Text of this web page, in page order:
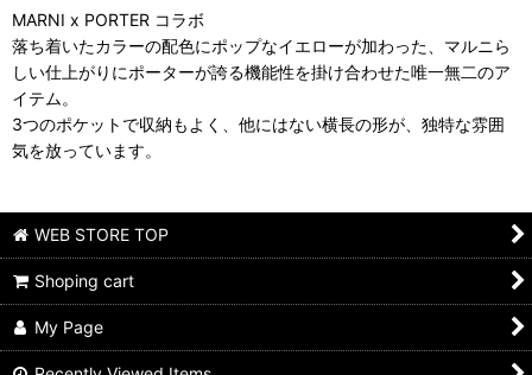
MARNI x PORTER コラボ
落ち着いたカラーの配色にポップなイエローが加わった、マルニら
しい仕上がりにポーターが誇る機能性を掛け合わせた唯一無二のア
イテム。
3つのポケットで収納もよく、他にはない横長の形が、独特な雰囲
気を放っています。
WEB STORE TOP
Shoping cart
My Page